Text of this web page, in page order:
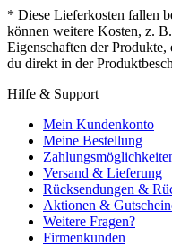
* Diese Lieferkosten fallen
können weitere Kosten, z.
Eigenschaften der
du direkt in der
Hilfe & Support
Mein Kundenkonto
Meine Bestellung
Versand & Lieferung
Rücksendungen &
Aktionen &
Weitere Fragen?
Firmenkunden